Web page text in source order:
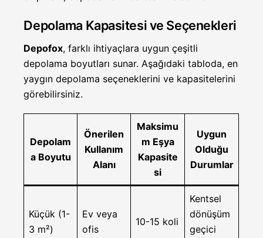
Depolama Kapasitesi ve Seçenekleri
Depofox, farklı ihtiyaçlara uygun çeşitli
depolama boyutları sunar. Aşağıdaki tabloda, en
yaygın depolama seçeneklerini ve kapasitelerini
görebilirsiniz.
Depolam
a Boyutu
Önerilen
Kullanım
Alanı
Maksimu
m Eşya
Kapasite
si
Uygun
Olduğu
Durumlar
Küçük (1-
3 m²)
Ev veya
ofis
10-15 koli
Kentsel
dönüşüm
geçici